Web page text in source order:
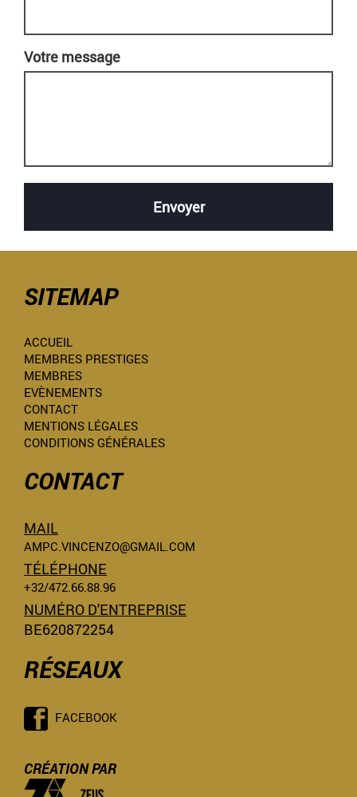
Votre message
SITEMAP
ACCUEIL
MEMBRES PRESTIGES
MEMBRES
EVÈNEMENTS
CONTACT
MENTIONS LÉGALES
CONDITIONS GÉNÉRALES
CONTACT
MAIL
AMPC.VINCENZO@GMAIL.COM
TÉLÉPHONE
+32/472.66.88.96
NUMÉRO D'ENTREPRISE
BE620872254
RÉSEAUX
FACEBOOK
CRÉATION PAR